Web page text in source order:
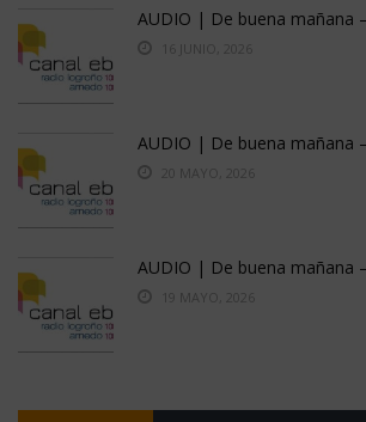
AUDIO | De buena mañana
16 JUNIO, 2026
AUDIO | De buena mañana
20 MAYO, 2026
AUDIO | De buena mañana
19 MAYO, 2026